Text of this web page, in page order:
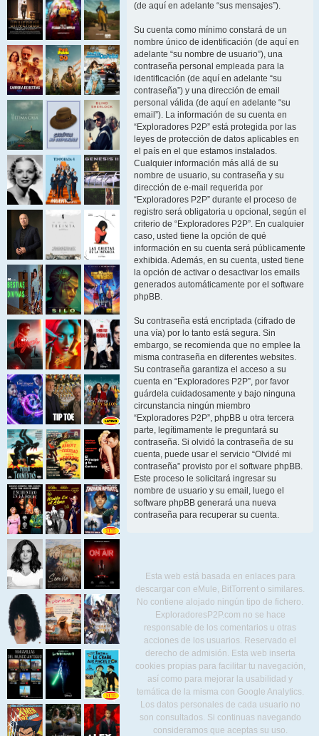
(de aquí en adelante “sus mensajes”).
Su cuenta como mínimo constará de un
nombre único de identificación (de aquí en
adelante “su nombre de usuario”), una
contraseña personal empleada para la
identificación (de aquí en adelante “su
contraseña”) y una dirección de email
personal válida (de aquí en adelante “su
email”). La información de su cuenta en
“Exploradores P2P” está protegida por las
leyes de protección de datos aplicables en
el país en el que estamos instalados.
Cualquier información más allá de su
nombre de usuario, su contraseña y su
dirección de e-mail requerida por
“Exploradores P2P” durante el proceso de
registro será obligatoria u opcional, según el
criterio de “Exploradores P2P”. En cualquier
caso, usted tiene la opción de qué
información en su cuenta será públicamente
exhibida. Además, en su cuenta, usted tiene
la opción de activar o desactivar los emails
generados automáticamente por el software
phpBB.
Su contraseña está encriptada (cifrado de
una vía) por lo tanto está segura. Sin
embargo, se recomienda que no emplee la
misma contraseña en diferentes websites.
Su contraseña garantiza el acceso a su
cuenta en “Exploradores P2P”, por favor
guárdela cuidadosamente y bajo ninguna
circunstancia ningún miembro
“Exploradores P2P”, phpBB u otra tercera
parte, legítimamente le preguntará su
contraseña. Si olvidó la contraseña de su
cuenta, puede usar el servicio “Olvidé mi
contraseña” provisto por el software phpBB.
Este proceso le solicitará ingresar su
nombre de usuario y su email, luego el
software phpBB generará una nueva
contraseña para recuperar su cuenta.
Esta web está basada en enlaces para
descargar con eMule, BitTorrent o similares.
No contiene alojado ningún tipo de fichero.
ExploradoresP2P.com no se hace
responsable de los comentarios u otras
acciones de los usuarios. Reservado el
derecho de admisión. Esta web inserta
cookies propias para facilitar tu navegación,
así como para mejorar la usabilidad y
temática de la misma con Google Analytics.
Los datos personales de cada usuario no
son consultados. Si continuas navegando
consideramos que aceptas su uso.